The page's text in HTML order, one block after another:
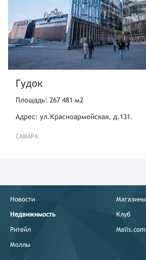
Гудок
Площадь: 267 481 м2
Адрес: ул.Красноармейская, д.131.
САМАРА
Новости
Недвижимость
Ритейл
Моллы
Магазины
Клуб
Malls.com